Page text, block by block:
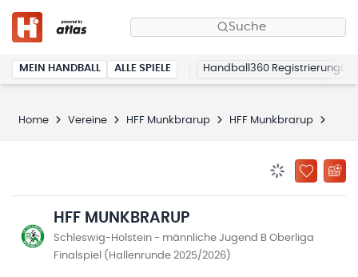
Suche
MEIN HANDBALL ALLE SPIELE Handball360 Registrierung
Home Vereine HFF Munkbrarup HFF Munkbrarup
ZU
HFF MUNKBRARUP
Schleswig-Holstein - männliche Jugend B Oberliga
Finalspiel (Hallenrunde 2025/2026)